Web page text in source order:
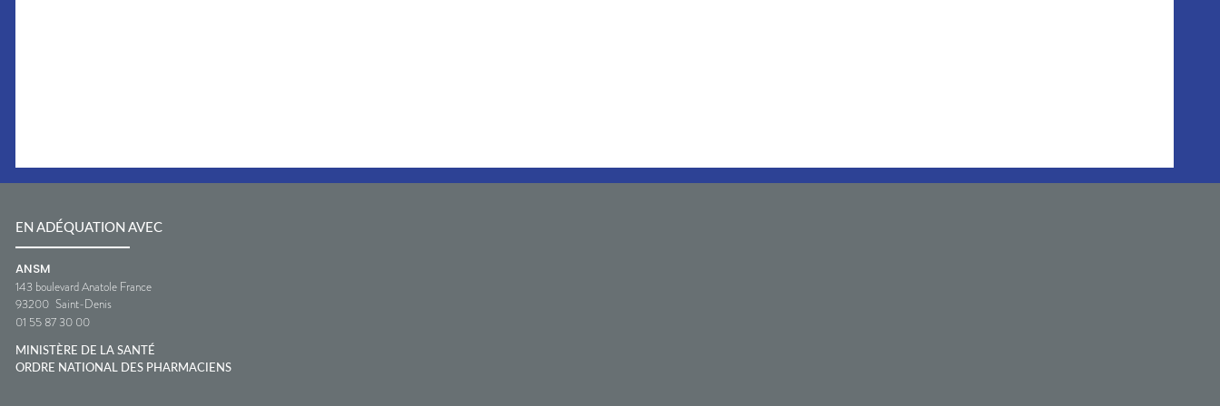
EN ADÉQUATION AVEC
ANSM
143 boulevard Anatole France
93200 Saint-Denis
01 55 87 30 00
MINISTÈRE DE LA SANTÉ
ORDRE NATIONAL DES PHARMACIENS